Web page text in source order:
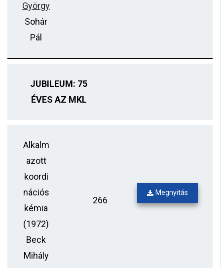
György
Sohár
Pál
JUBILEUM: 75
ÉVES AZ MKL
Alkalm
azott
koordi
nációs
kémia
(1972)
Beck
Mihály
266
Megnyitás